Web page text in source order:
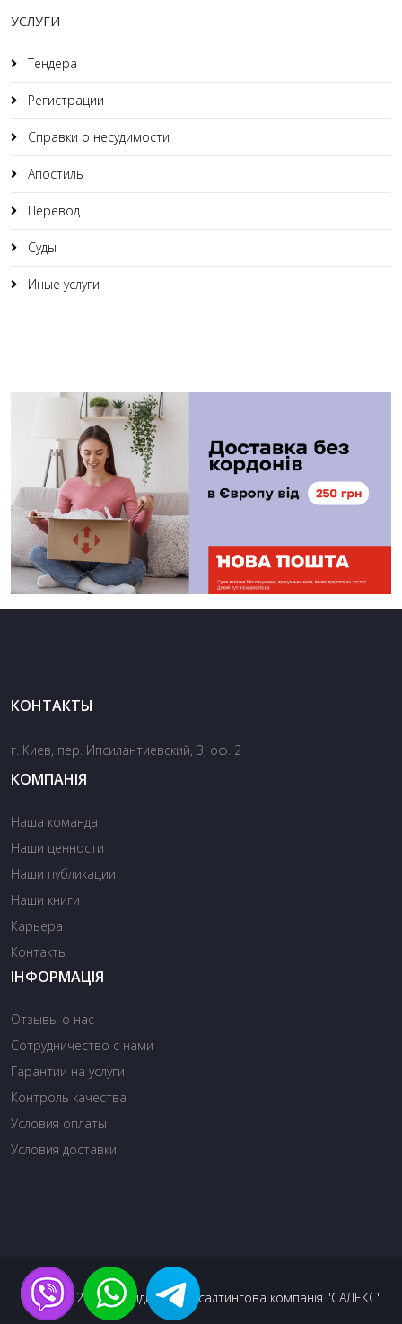
УСЛУГИ
Тендера
Регистрации
Справки о несудимости
Апостиль
Перевод
Суды
Иные услуги
КОНТАКТЫ
г. Киев, пер. Ипсилантиевский, 3, оф. 2
КОМПАНІЯ
Наша команда
Наши ценности
Наши публикации
Наши книги
Карьера
Контакты
ІНФОРМАЦІЯ
Отзывы о нас
Сотрудничество с нами
Гарантии на услуги
Контроль качества
Условия оплаты
Условия доставки
© 2013 - 2026. Юридична консалтингова компанія "САЛЕКС"